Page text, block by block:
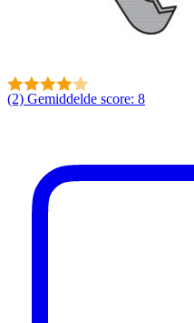
(2) Gemiddelde score: 8